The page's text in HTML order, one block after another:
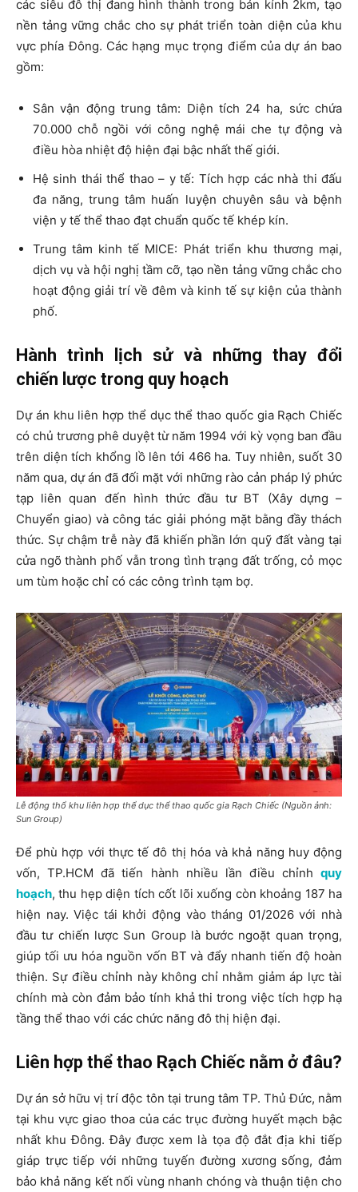
các siêu đô thị đang hình thành trong bán kính 2km, tạo
nền tảng vững chắc cho sự phát triển toàn diện của khu
vực phía Đông. Các hạng mục trọng điểm của dự án bao
gồm:
Sân vận động trung tâm: Diện tích 24 ha, sức chứa
70.000 chỗ ngồi với công nghệ mái che tự động và
điều hòa nhiệt độ hiện đại bậc nhất thế giới.
Hệ sinh thái thể thao – y tế: Tích hợp các nhà thi đấu
đa năng, trung tâm huấn luyện chuyên sâu và bệnh
viện y tế thể thao đạt chuẩn quốc tế khép kín.
Trung tâm kinh tế MICE: Phát triển khu thương mại,
dịch vụ và hội nghị tầm cỡ, tạo nền tảng vững chắc cho
hoạt động giải trí về đêm và kinh tế sự kiện của thành
phố.
Hành trình lịch sử và những thay đổi
chiến lược trong quy hoạch
Dự án khu liên hợp thể dục thể thao quốc gia Rạch Chiếc
có chủ trương phê duyệt từ năm 1994 với kỳ vọng ban đầu
trên diện tích khổng lồ lên tới 466 ha. Tuy nhiên, suốt 30
năm qua, dự án đã đối mặt với những rào cản pháp lý phức
tạp liên quan đến hình thức đầu tư BT (Xây dựng –
Chuyển giao) và công tác giải phóng mặt bằng đầy thách
thức. Sự chậm trễ này đã khiến phần lớn quỹ đất vàng tại
cửa ngõ thành phố vẫn trong tình trạng đất trống, cỏ mọc
um tùm hoặc chỉ có các công trình tạm bợ.
Lễ động thổ khu liên hợp thể dục thể thao quốc gia Rạch Chiếc (Nguồn ảnh:
Sun Group)
Để phù hợp với thực tế đô thị hóa và khả năng huy động
vốn, TP.HCM đã tiến hành nhiều lần điều chỉnh quy
hoạch, thu hẹp diện tích cốt lõi xuống còn khoảng 187 ha
hiện nay. Việc tái khởi động vào tháng 01/2026 với nhà
đầu tư chiến lược Sun Group là bước ngoặt quan trọng,
giúp tối ưu hóa nguồn vốn BT và đẩy nhanh tiến độ hoàn
thiện. Sự điều chỉnh này không chỉ nhằm giảm áp lực tài
chính mà còn đảm bảo tính khả thi trong việc tích hợp hạ
tầng thể thao với các chức năng đô thị hiện đại.
Liên hợp thể thao Rạch Chiếc nằm ở đâu?
Dự án sở hữu vị trí độc tôn tại trung tâm TP. Thủ Đức, nằm
tại khu vực giao thoa của các trục đường huyết mạch bậc
nhất khu Đông. Đây được xem là tọa độ đắt địa khi tiếp
giáp trực tiếp với những tuyến đường xương sống, đảm
bảo khả năng kết nối vùng nhanh chóng và thuận tiện cho